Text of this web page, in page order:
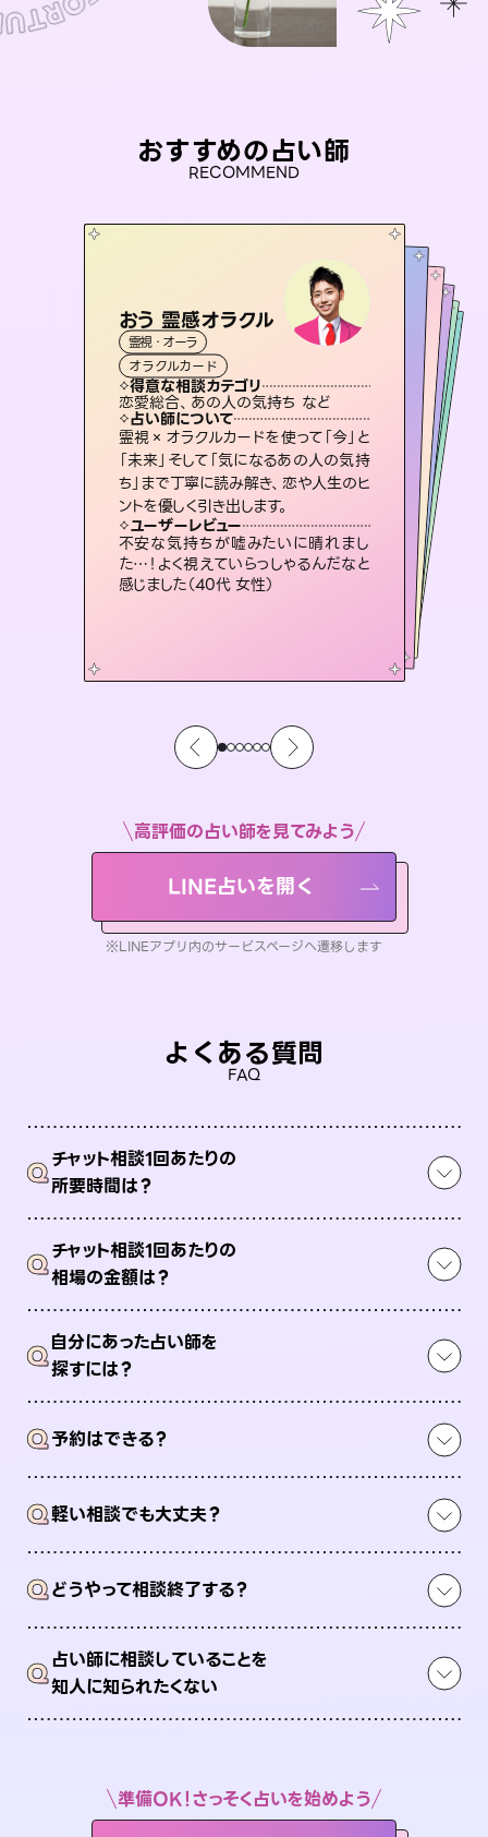
おすすめの占い師
RECOMMEND
おう 霊感オラクル
霊視・オーラ
オラクルカード
得意な相談カテゴリ
恋愛総合、あの人の気持ち など
占い師について
霊視×オラクルカードを使って「今」と
「未来」そして「気になるあの人の気持
ち」まで丁寧に読み解き、恋や人生のヒ
ントを優しく引き出します。
ユーザーレビュー
不安な気持ちが嘘みたいに晴れまし
た…！よく視えていらっしゃるんだなと
感じました（40代 女性）
未来視師＊花
霊視・オーラ
スピリチュアル・リーディング
得意な相談カテゴリ
出逢い、片想い、復縁 など
占い師について
未来には何パターンもの選択肢があり
ます。不安で視えにくくなっているあな
たの素敵な未来を見つけ、その未来を
選択できるようアドバイスします。
ユーザーレビュー
職場の人の性質や人間関係、本心など
本当によく視えていてびっくり。対策が
打てて前向きになれます（40代）
桃源珠羽 とうげんみう）
霊視・オーラ
スピリチュアル・リーディング
得意な相談カテゴリ
片想い、あの人の気持ち、復縁 など
占い師について
恋愛のお悩みの中でも特に「曖昧な関
係」の相談を得意としており、友達以上
恋人未満なお相手との今後や本音を丁
寧に読み解き恋愛成就へと導きます。
ユーザーレビュー
鑑定していただいてアドバイス通りに行
動すると仲が復活してきました。ありが
とうございました（40代 女性）
アイリス -iris-
西洋占星術
ルーン
得意な相談カテゴリ
恋愛総合、片想い、二人の未来 など
占い師について
復縁、恋愛、不倫の行方、同性愛や片思い、仕事関係や借金問題まで知りたいことや心の負担になっていることを紐解き、背中をそっと押して導きます。
ユーザーレビュー
安心感のあり、言い切ってくれる所や濁
さない鑑定のおかげで、毎回自分の気
持ちを整えられます（30代 男性）
セラピスト理恵
スピリチュアル・リーディング
得意な相談カテゴリ
片想い、二人の未来、年の差 など
占い師について
連絡再開、復縁、成就などの報告実績
多数。セラピストとして2万超の施術経
験があるからこそできる鑑定で、より良
い未来をサポートします。
ユーザーレビュー
とても心温まる鑑定でした。しかもこち
らは何も言っていないのに視えていらっ
しゃるんだなと驚きです（30代女性）
霊視・オーラ
スピリチュアル・リーディング
得意な相談カテゴリ
片想い、あの人の気持ち、復縁 など
占い師について
3,700年以上の歴史を持つ東洋最古の
占術「易占」で詳細まで占い、幸せへ向
かう道筋を示します。厳しい結果にも具
体的な対策をお伝えします。
ユーザーレビュー
複雑な背景もしっかり聞いて鑑定して
いただけました。気持ちが楽になりまし
た（50代 女性）
高評価の占い師を見てみよう
LINE占いを開く
※LINEアプリ内のサービスページへ遷移します
よくある質問
FAQ
Qチャット相談1回あたりの
所要時間は？
Qチャット相談1回あたりの
相場の金額は？
Q自分にあった占い師を
探すには？
Q予約はできる？
Q軽い相談でも大丈夫？
Qどうやって相談終了する？
Q占い師に相談していることを
知人に知られたくない
準備OK！さっそく占いを始めよう